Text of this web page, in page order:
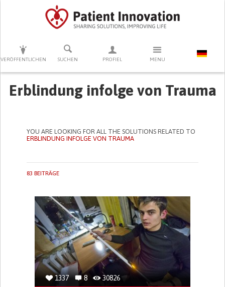
VERÖFFENTLICHEN SUCHEN PROFIEL MENU
DRÜCKEN SIE AUF ENTER UM DIE SUCHE ZU STARTEN
Erblindung infolge von Trauma
YOU ARE LOOKING FOR ALL THE SOLUTIONS RELATED TO
ERBLINDUNG INFOLGE VON TRAUMA
83 BEITRÄGE
1337 8 30826